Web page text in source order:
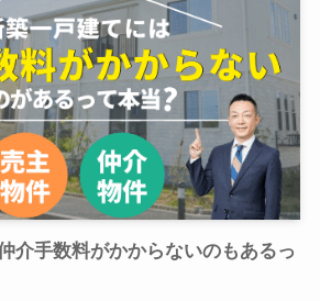
介手数料がかからないのもあるっ